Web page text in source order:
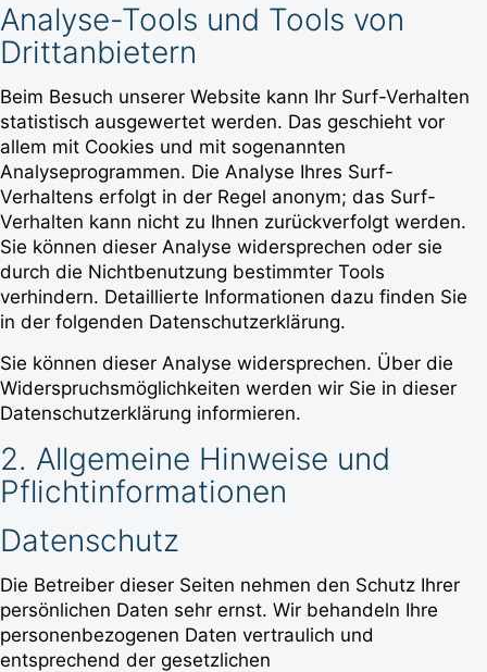
Analyse-Tools und Tools von
Drittanbietern
Beim Besuch unserer Website kann Ihr Surf-Verhalten
statistisch ausgewertet werden. Das geschieht vor
allem mit Cookies und mit sogenannten
Analyseprogrammen. Die Analyse Ihres Surf-
Verhaltens erfolgt in der Regel anonym; das Surf-
Verhalten kann nicht zu Ihnen zurückverfolgt werden.
Sie können dieser Analyse widersprechen oder sie
durch die Nichtbenutzung bestimmter Tools
verhindern. Detaillierte Informationen dazu finden Sie
in der folgenden Datenschutzerklärung.
Sie können dieser Analyse widersprechen. Über die
Widerspruchsmöglichkeiten werden wir Sie in dieser
Datenschutzerklärung informieren.
2. Allgemeine Hinweise und
Pflichtinformationen
Datenschutz
Die Betreiber dieser Seiten nehmen den Schutz Ihrer
persönlichen Daten sehr ernst. Wir behandeln Ihre
personenbezogenen Daten vertraulich und
entsprechend der gesetzlichen